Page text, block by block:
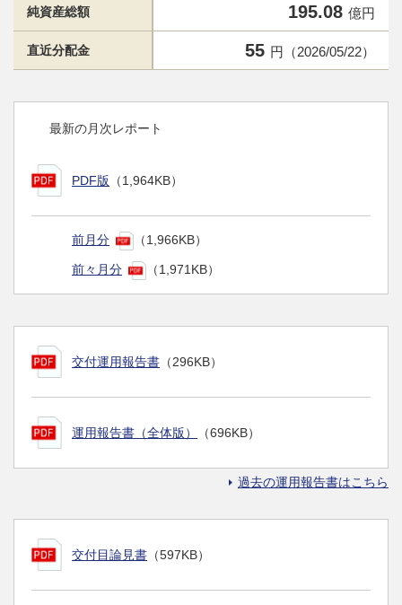
純資産総額 195.08 億円
直近分配金 55 円（2026/05/22）
最新の月次レポート
PDF版 （1,964KB）
前月分 （1,966KB）
前々月分 （1,971KB）
交付運用報告書 （296KB）
運用報告書（全体版） （696KB）
過去の運用報告書はこちら
交付目論見書 （597KB）